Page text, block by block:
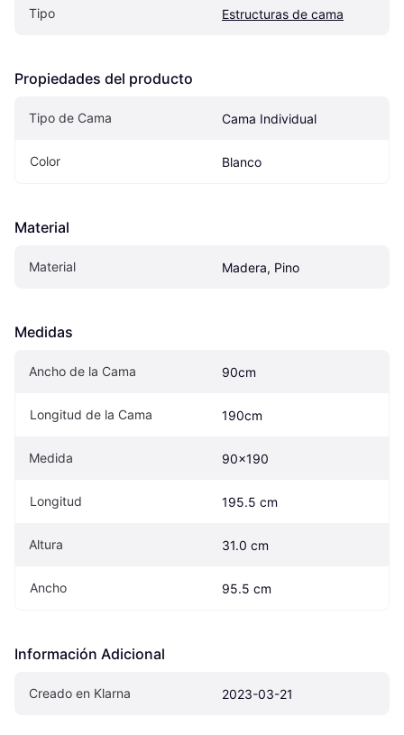
Tipo Estructuras de cama
Propiedades del producto
Tipo de Cama Cama Individual
Color Blanco
Material
Material Madera, Pino
Medidas
Ancho de la Cama 90cm
Longitud de la Cama 190cm
Medida 90x190
Longitud 195.5 cm
Altura 31.0 cm
Ancho 95.5 cm
Información Adicional
Creado en Klarna 2023-03-21